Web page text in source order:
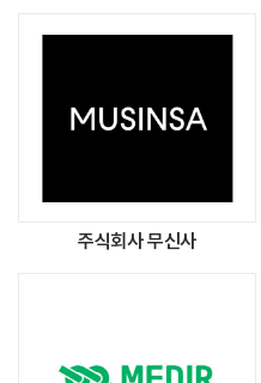
주식회사 무신사